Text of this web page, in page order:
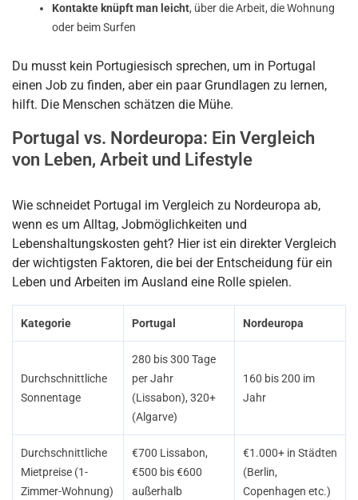
Kontakte knüpft man leicht, über die Arbeit, die Wohnung
oder beim Surfen
Du musst kein Portugiesisch sprechen, um in Portugal
einen Job zu finden, aber ein paar Grundlagen zu lernen,
hilft. Die Menschen schätzen die Mühe.
Portugal vs. Nordeuropa: Ein Vergleich
von Leben, Arbeit und Lifestyle
Wie schneidet Portugal im Vergleich zu Nordeuropa ab,
wenn es um Alltag, Jobmöglichkeiten und
Lebenshaltungskosten geht? Hier ist ein direkter Vergleich
der wichtigsten Faktoren, die bei der Entscheidung für ein
Leben und Arbeiten im Ausland eine Rolle spielen.
Kategorie Portugal Nordeuropa
Durchschnittliche
Sonnentage
280 bis 300 Tage
per Jahr
(Lissabon), 320+
(Algarve)
160 bis 200 im
Jahr
Durchschnittliche
Mietpreise (1-
Zimmer-Wohnung)
€700 Lissabon,
€500 bis €600
außerhalb
€1.000+ in Städten
(Berlin,
Copenhagen etc.)